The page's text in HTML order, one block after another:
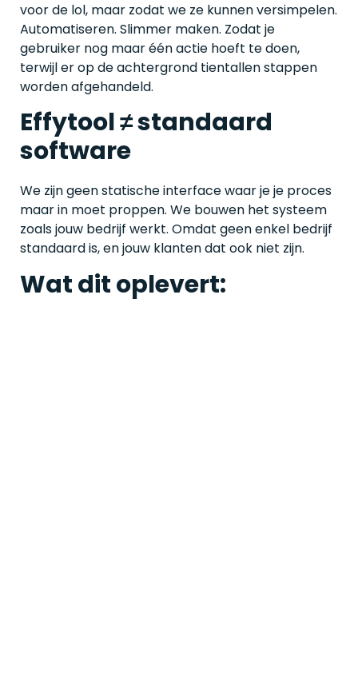
voor de lol, maar zodat we ze kunnen versimpelen.
Automatiseren. Slimmer maken. Zodat je
gebruiker nog maar één actie hoeft te doen,
terwijl er op de achtergrond tientallen stappen
worden afgehandeld.
Effytool ≠ standaard
software
We zijn geen statische interface waar je je proces
maar in moet proppen. We bouwen het systeem
zoals jouw bedrijf werkt. Omdat geen enkel bedrijf
standaard is, en jouw klanten dat ook niet zijn.
Wat dit oplevert: